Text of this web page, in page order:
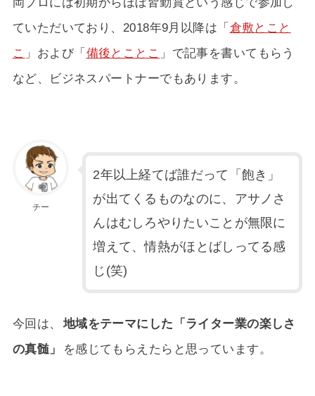
ていただいており、2018年9月以降は「倉敷とこと
こ 」および「備後とことこ 」で記事を書いてもらう
など、ビジネスパートナーでもあります。
チー
2年以上経てば誰だって「飽き」
が出てくるものなのに、アサノさ
んはむしろやりたいことが無限に
増えて、情熱がほとばしってる感
じ(笑)
今回は、
地域をテーマにした「ライター業の楽しさ
の真髄」
を感じてもらえたらと思っています。